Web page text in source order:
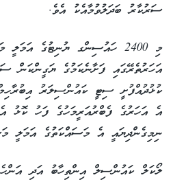
ސަރުކާރު ބަދަލުވުމާއެކު އެވެ.
އަހަރުތެރޭގައި ފަށާނެކަމުގެ ޔަގީންކަން
ކުޅުދުއްފުށީ ސިޓީ ކައުންސިލަރު
އެ އަހަރުގެ ފެބްރުއަރީމަހުގެ ފަހު ކޮޅު
ނިމިގެންދިޔައީ އެ މަސައްކަތުގެ އަމަލީ
ލޯކަލް ކައުންސިލް އިންތިހާބު އަދި